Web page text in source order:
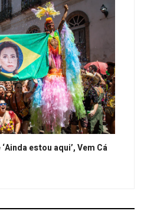
estou aqui’, Vem Cá